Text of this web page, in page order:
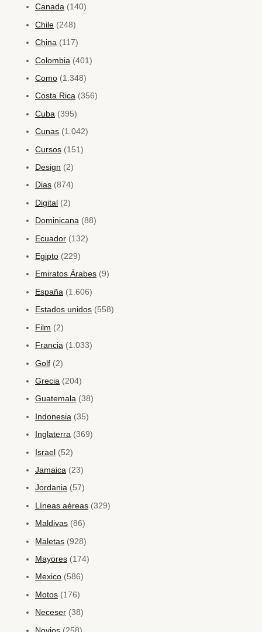
Canada (140)
Chile (248)
China (117)
Colombia (401)
Como (1.348)
Costa Rica (356)
Cuba (395)
Cunas (1.042)
Cursos (151)
Design (2)
Dias (874)
Digital (2)
Dominicana (88)
Ecuador (132)
Egipto (229)
Emiratos Árabes (9)
España (1.606)
Estados unidos (558)
Film (2)
Francia (1.033)
Golf (2)
Grecia (204)
Guatemala (38)
Indonesia (35)
Inglaterra (369)
Israel (52)
Jamaica (23)
Jordania (57)
Líneas aéreas (329)
Maldivas (86)
Maletas (928)
Mayores (174)
Mexico (586)
Motos (176)
Neceser (38)